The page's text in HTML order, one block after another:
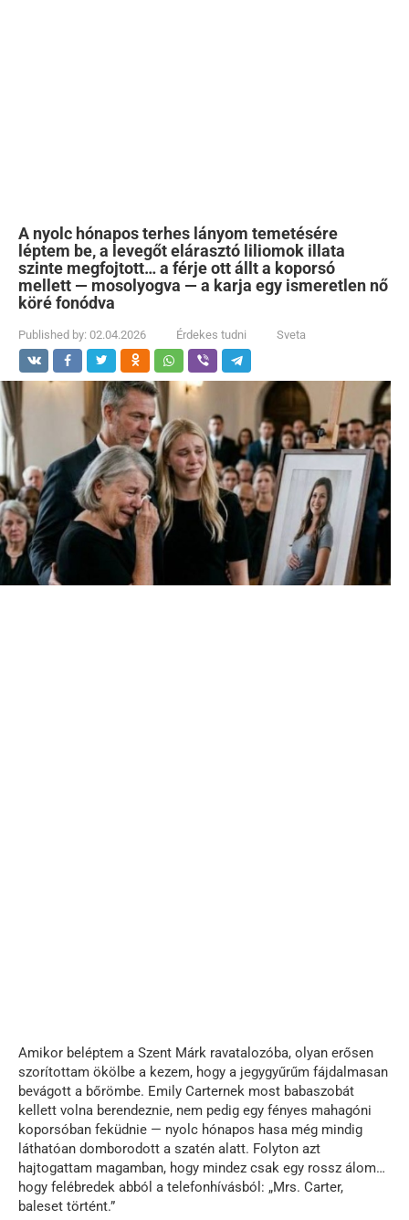
A nyolc hónapos terhes lányom temetésére
léptem be, a levegőt elárasztó liliomok illata
szinte megfojtott… a férje ott állt a koporsó
mellett — mosolyogva — a karja egy ismeretlen nő
köré fonódva
Published by: 02.04.2026 Érdekes tudni Sveta
Amikor beléptem a Szent Márk ravatalozóba, olyan erősen
szorítottam ökölbe a kezem, hogy a jegygyűrűm fájdalmasan
bevágott a bőrömbe. Emily Carternek most babaszobát
kellett volna berendeznie, nem pedig egy fényes mahagóni
koporsóban feküdnie — nyolc hónapos hasa még mindig
láthatóan domborodott a szatén alatt. Folyton azt
hajtogattam magamban, hogy mindez csak egy rossz álom…
hogy felébredek abból a telefonhívásból: „Mrs. Carter,
baleset történt.”